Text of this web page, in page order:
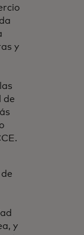
y
de
y